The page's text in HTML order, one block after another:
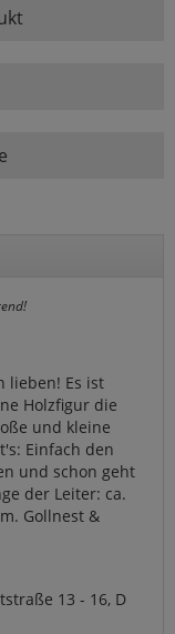
lieben! Es ist
Holzfigur die
und kleine
Einfach den
und schon geht
der Leiter: ca.
Gollnest &
13 - 16, D